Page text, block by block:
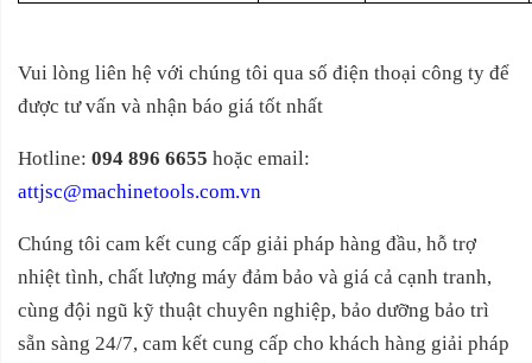
Vui lòng liên hệ với chúng tôi qua số điện thoại công ty để
được tư vấn và nhận báo giá tốt nhất
Hotline: 094 896 6655 hoặc email:
attjsc@machinetools.com.vn
Chúng tôi cam kết cung cấp giải pháp hàng đầu, hỗ trợ
nhiệt tình, chất lượng máy đảm bảo và giá cả cạnh tranh,
cùng đội ngũ kỹ thuật chuyên nghiệp, bảo dưỡng bảo trì
sẵn sàng 24/7, cam kết cung cấp cho khách hàng giải pháp